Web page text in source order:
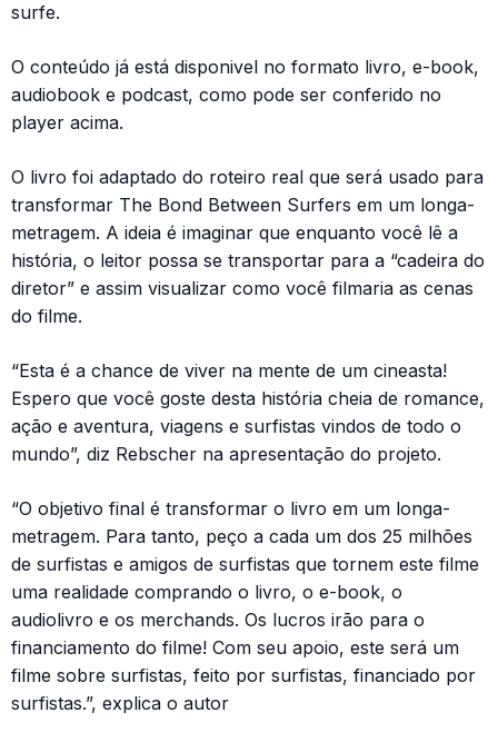
surfe.
O conteúdo já está disponivel no formato livro, e-book,
audiobook e podcast, como pode ser conferido no
player acima.
O livro foi adaptado do roteiro real que será usado para
transformar The Bond Between Surfers em um longa-
metragem. A ideia é imaginar que enquanto você lê a
história, o leitor possa se transportar para a “cadeira do
diretor” e assim visualizar como você filmaria as cenas
do filme.
“Esta é a chance de viver na mente de um cineasta!
Espero que você goste desta história cheia de romance,
ação e aventura, viagens e surfistas vindos de todo o
mundo”, diz Rebscher na apresentação do projeto.
“O objetivo final é transformar o livro em um longa-
metragem. Para tanto, peço a cada um dos 25 milhões
de surfistas e amigos de surfistas que tornem este filme
uma realidade comprando o livro, o e-book, o
audiolivro e os merchands. Os lucros irão para o
financiamento do filme! Com seu apoio, este será um
filme sobre surfistas, feito por surfistas, financiado por
surfistas.”, explica o autor